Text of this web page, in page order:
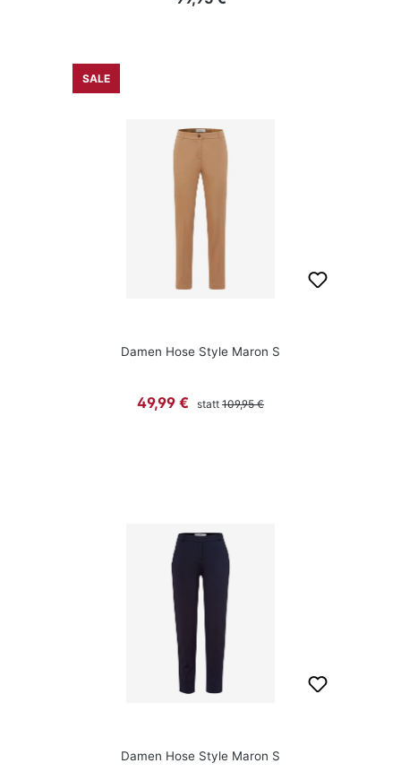
SALE
Damen Hose Style Maron S
Verkaufspreis:
49,99 € statt Regulärer Preis:
109,95 €
Damen Hose Style Maron S